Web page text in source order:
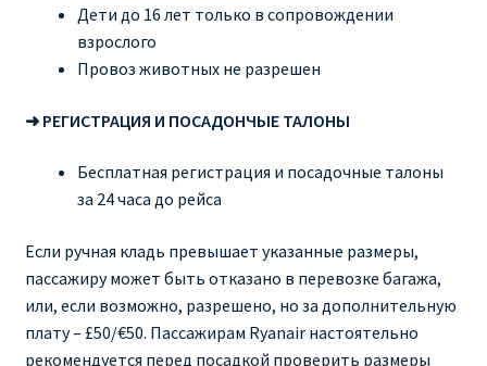
Дети до 16 лет только в сопровождении
взрослого
Провоз животных не разрешен
➜ РЕГИСТРАЦИЯ И ПОСАДОНЧЫЕ ТАЛОНЫ
Бесплатная регистрация и посадочные талоны
за 24 часа до рейса
Если ручная кладь превышает указанные размеры,
пассажиру может быть отказано в перевозке багажа,
или, если возможно, разрешено, но за дополнительную
плату – £50/€50. Пассажирам Ryanair настоятельно
рекомендуется перед посадкой проверить размеры